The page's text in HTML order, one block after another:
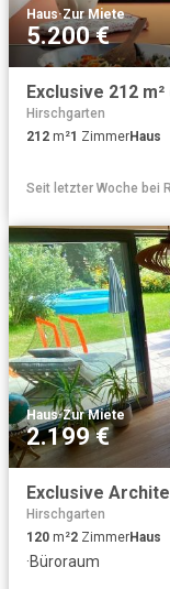
Haus·Zur Miete
5.200 €
Hirschgarten
212 m²1 ZimmerHaus
Seit letzter Woche bei
Haus·Zur Miete
2.199 €
Hirschgarten
120 m²2 ZimmerHaus
·Büroraum